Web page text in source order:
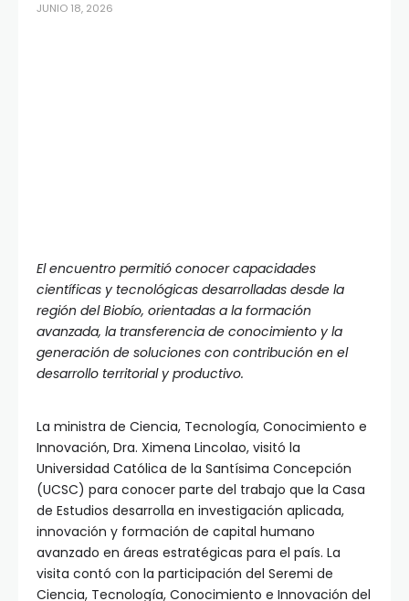
JUNIO 18, 2026
El encuentro permitió conocer capacidades
científicas y tecnológicas desarrolladas desde la
región del Biobío, orientadas a la formación
avanzada, la transferencia de conocimiento y la
generación de soluciones con contribución en el
desarrollo territorial y productivo.
La ministra de Ciencia, Tecnología, Conocimiento e
Innovación, Dra. Ximena Lincolao, visitó la
Universidad Católica de la Santísima Concepción
(UCSC) para conocer parte del trabajo que la Casa
de Estudios desarrolla en investigación aplicada,
innovación y formación de capital humano
avanzado en áreas estratégicas para el país. La
visita contó con la participación del Seremi de
Ciencia, Tecnología, Conocimiento e Innovación del